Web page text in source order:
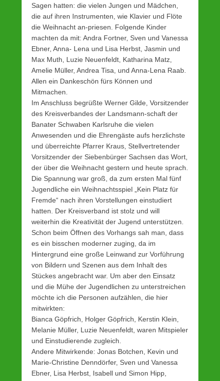
Sagen hatten: die vielen Jungen und Mädchen,
die auf ihren Instrumenten, wie Klavier und Flöte
die Weihnacht an-priesen. Folgende Kinder
machten da mit: Andra Fortner, Sven und Vanessa
Ebner, Anna- Lena und Lisa Herbst, Jasmin und
Max Muth, Luzie Neuenfeldt, Katharina Matz,
Amelie Müller, Andrea Tisa, und Anna-Lena Raab.
Allen ein Dankeschön fürs Können und
Mitmachen.
Im Anschluss begrüßte Werner Gilde, Vorsitzender
des Kreisverbandes der Landsmann-schaft der
Banater Schwaben Karlsruhe die vielen
Anwesenden und die Ehrengäste aufs herzlichste
und überreichte Pfarrer Kraus, Stellvertretender
Vorsitzender der Siebenbürger Sachsen das Wort,
der über die Weihnacht gestern und heute sprach.
Die Spannung war groß, da zum ersten Mal fünf
Jugendliche ein Weihnachtsspiel „Kein Platz für
Fremde“ nach ihren Vorstellungen einstudiert
hatten. Der Kreisverband ist stolz und will
weiterhin die Kreativität der Jugend unterstützen.
Schon beim Öffnen des Vorhangs sah man, dass
es ein bisschen moderner zuging, da im
Hintergrund eine große Leinwand zur Vorführung
von Bildern und Szenen aus dem Inhalt des
Stückes angebracht war. Um aber den Einsatz
und die Mühe der Jugendlichen zu unterstreichen
möchte ich die Personen aufzählen, die hier
mitwirkten:
Bianca Göpfrich, Holger Göpfrich, Kerstin Klein,
Melanie Müller, Luzie Neuenfeldt, waren Mitspieler
und Einstudierende zugleich.
Andere Mitwirkende: Jonas Botchen, Kevin und
Marie-Christine Denndörfer, Sven und Vanessa
Ebner, Lisa Herbst, Isabell und Simon Hipp,